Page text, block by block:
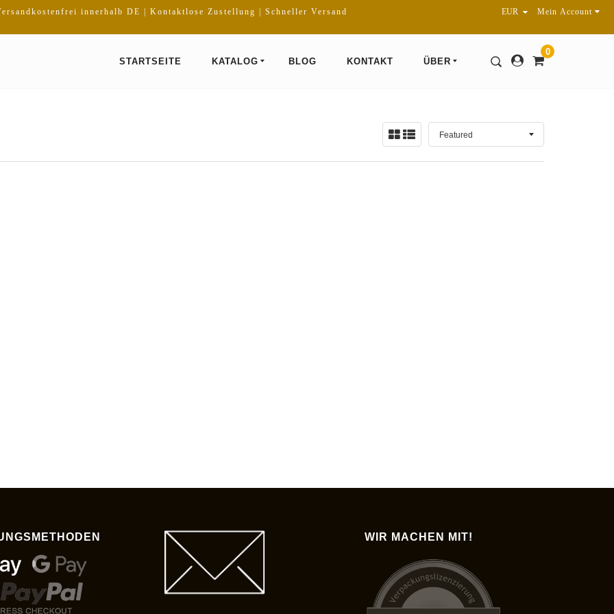
innerhalb DE | Kontaktlose Zustellung | Schneller Versand Mein Account
0
STARTSEITE
KATALOG BLOG KONTAKT ÜBER
Ansicht:
WIR MACHEN MIT!